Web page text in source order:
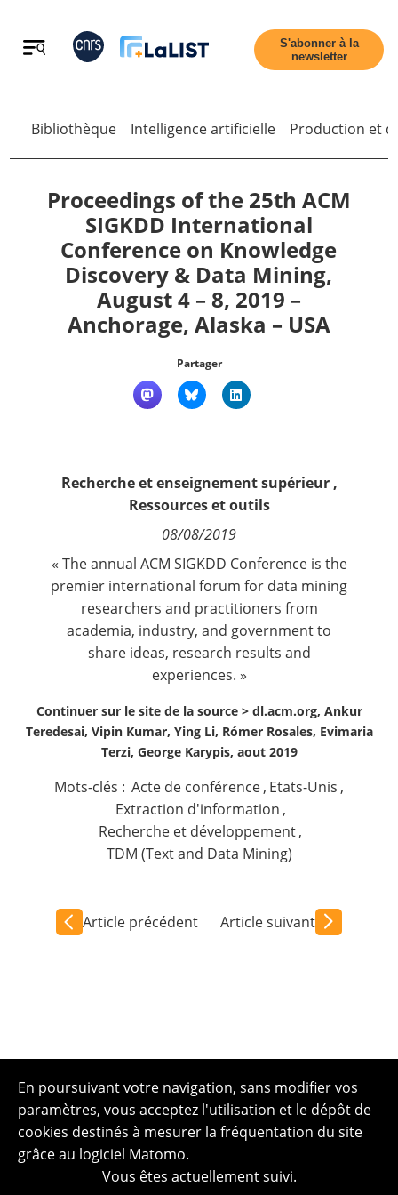
Retour
Accueil
Tous les articles
S'abonner à la
newsletter
Retour
Bibliothèque Intelligence artificielle Production et
Proceedings of the 25th ACM
SIGKDD International
Conference on Knowledge
Discovery & Data Mining,
August 4 – 8, 2019 –
Anchorage, Alaska – USA
Partager
Recherche et enseignement supérieur,
Ressources et outils
08/08/2019
« The annual ACM SIGKDD Conference is the
premier international forum for data mining
researchers and practitioners from
academia, industry, and government to
share ideas, research results and
experiences. »
Continuer sur le site de la source > dl.acm.org, Ankur
Teredesai, Vipin Kumar, Ying Li, Rómer Rosales, Evimaria
Terzi, George Karypis, aout 2019
Mots-clés : Acte de conférence, Etats-Unis ,
Extraction d'information ,
Recherche et développement,
TDM (Text and Data Mining)
Article précédent Article suivant
En poursuivant votre navigation, sans modifier vos
paramètres, vous acceptez l'utilisation et le dépôt de
cookies destinés à mesurer la fréquentation du site
grâce au logiciel Matomo.
Vous êtes actuellement suivi.